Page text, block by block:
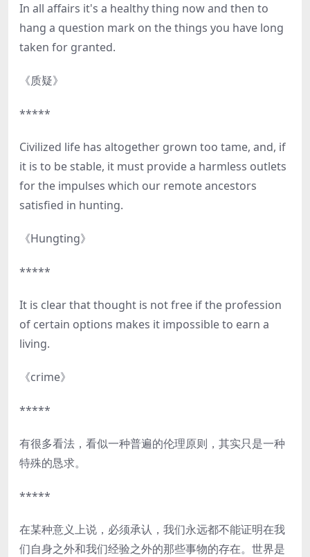
In all affairs it's a healthy thing now and then to
hang a question mark on the things you have long
taken for granted.
《质疑》
*****
Civilized life has altogether grown too tame, and, if
it is to be stable, it must provide a harmless outlets
for the impulses which our remote ancestors
satisfied in hunting.
《Hungting》
*****
It is clear that thought is not free if the profession
of certain options makes it impossible to earn a
living.
《crime》
*****
有很多看法，看似一种普遍的伦理原则，其实只是一种
特殊的恳求。
*****
在某种意义上说，必须承认，我们永远都不能证明在我
们自身之外和我们经验之外的那些事物的存在。世界是